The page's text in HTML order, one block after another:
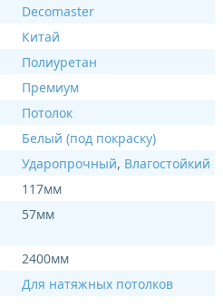
Decomaster
Китай
Полиуретан
Премиум
Потолок
Белый (под покраску)
Ударопрочный, Влагостойкий
117мм
57мм
2400мм
Для натяжных потолков